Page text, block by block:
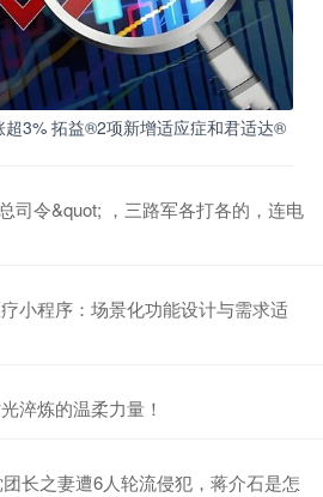
3% 拓益®2项新增适应症和君适达®
司令&quot; ，三路军各打各的，连电
小程序：场景化功能设计与需求适
淬炼的温柔力量！
长之妻遭6人轮流侵犯，蒋介石是怎